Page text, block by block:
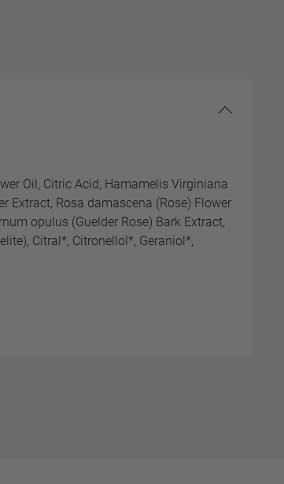
Oil, Citric Acid, Hamamelis Virginiana
Extract, Rosa damascena (Rose) Flower
opulus (Guelder Rose) Bark Extract,
Citral*, Citronellol*, Geraniol*,